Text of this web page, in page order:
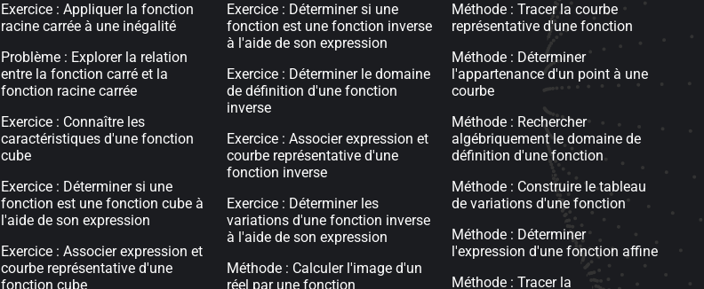
Exercice : Appliquer la fonction
racine carrée à une inégalité
Problème : Explorer la relation
entre la fonction carré et la
fonction racine carrée
Exercice : Connaître les
caractéristiques d'une fonction
cube
Exercice : Déterminer si une
fonction est une fonction cube à
l'aide de son expression
Exercice : Associer expression et
courbe représentative d'une
fonction cube
Exercice : Déterminer si une
fonction est une fonction inverse
à l'aide de son expression
Exercice : Déterminer le domaine
de définition d'une fonction
inverse
Exercice : Associer expression et
courbe représentative d'une
fonction inverse
Exercice : Déterminer les
variations d'une fonction inverse
à l'aide de son expression
Méthode : Calculer l'image d'un
réel par une fonction
Méthode : Tracer la courbe
représentative d'une fonction
Méthode : Déterminer
l'appartenance d'un point à une
courbe
Méthode : Rechercher
algébriquement le domaine de
définition d'une fonction
Méthode : Construire le tableau
de variations d'une fonction
Méthode : Déterminer
l'expression d'une fonction affine
Méthode : Tracer la